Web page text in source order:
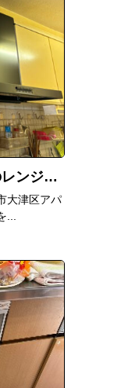
ド交換
大津区アパ
...